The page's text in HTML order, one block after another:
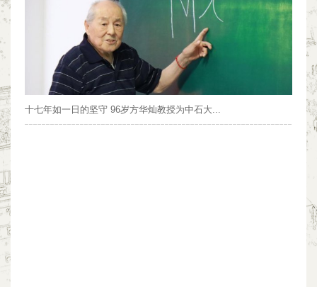
十七年如一日的坚守 96岁方华灿教授为中石大...